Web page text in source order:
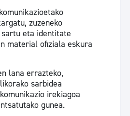
zuzeneko
eta identitate
material ofiziala eskura
lana errazteko,
sarbidea
irekiagoa
gunea.